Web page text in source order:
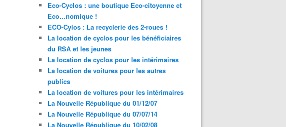
Eco-Cyclos : une boutique Eco-citoyenne et
Eco…nomique !
ECO-Cylos : La recyclerie des 2-roues !
La location de cyclos pour les bénéficiaires
du RSA et les jeunes
La location de cyclos pour les intérimaires
La location de voitures pour les autres
publics
La location de voitures pour les intérimaires
La Nouvelle République du 01/12/07
La Nouvelle République du 07/07/14
La Nouvelle République du 10/02/08